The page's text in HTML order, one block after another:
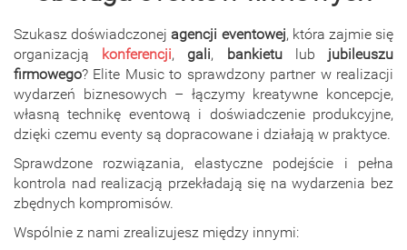
Szukasz doświadczonejagencji eventowej, która zajmie się
organizacją konferencji,gali, bankietulub jubileuszu
firmowego? Elite Music to sprawdzony partner w realizacji
wydarzeń biznesowych – łączymy kreatywne koncepcje,
własną technikę eventową i doświadczenie produkcyjne,
dzięki czemu eventy są dopracowane i działają w praktyce.
Sprawdzone rozwiązania, elastyczne podejście i pełna
kontrola nad realizacją przekładają się na wydarzenia bez
zbędnych kompromisów.
Wspólnie z nami zrealizujesz między innymi: